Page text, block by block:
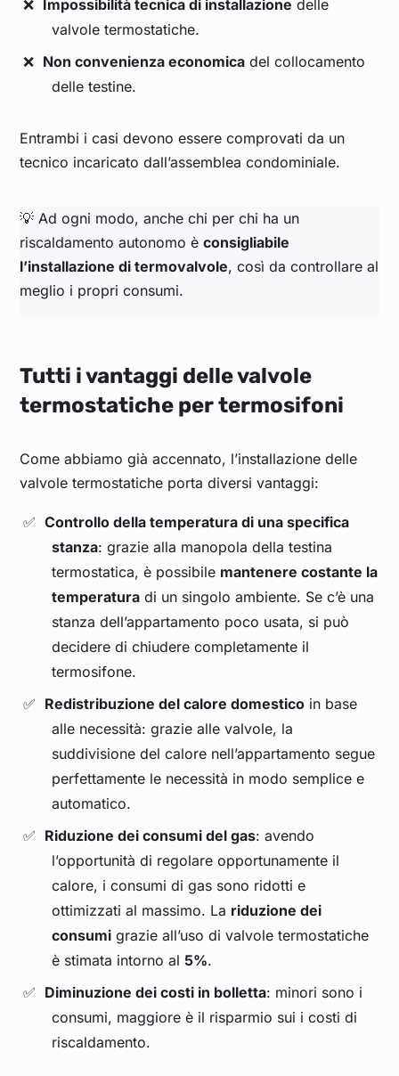
Impossibilità tecnica di installazione delle
valvole termostatiche.
Non convenienza economica del collocamento
delle testine.
Entrambi i casi devono essere comprovati da un
tecnico incaricato dall’assemblea condominiale.
💡 Ad ogni modo, anche chi per chi ha un
riscaldamento autonomo èconsigliabile
l’installazione di termovalvole, così da controllare al
meglio i propri consumi.
Tutti i vantaggi delle valvole
termostatiche per termosifoni
Come abbiamo già accennato, l’installazione delle
valvole termostatiche porta diversi vantaggi:
Controllo della temperatura di una specifica
stanza: grazie alla manopola della testina
termostatica, è possibile mantenere costante la
temperatura di un singolo ambiente. Se c’è una
stanza dell’appartamento poco usata, si può
decidere di chiudere completamente il
termosifone.
Redistribuzione del calore domestico in base
alle necessità: grazie alle valvole, la
suddivisione del calore nell’appartamento segue
perfettamente le necessità in modo semplice e
automatico.
Riduzione dei consumi del gas: avendo
l’opportunità di regolare opportunamente il
calore, i consumi di gas sono ridotti e
ottimizzati al massimo. La riduzione dei
consumi grazie all’uso di valvole termostatiche
è stimata intorno al5%.
Diminuzione dei costi in bolletta: minori sono i
consumi, maggiore è il risparmio sui i costi di
riscaldamento.